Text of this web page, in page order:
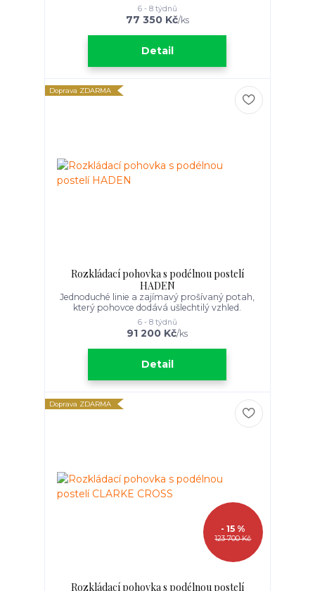
77 350 Kč/ks
6 - 8 týdnů
Detail
Doprava ZDARMA
Rozkládací pohovka s podélnou postelí
HADEN
Jednoduché linie a zajímavý prošívaný potah,
který pohovce dodává ušlechtilý vzhled.
91 200 Kč/ks
6 - 8 týdnů
Detail
Doprava ZDARMA
123 700 Kč
- 15 %
Rozkládací pohovka s podélnou postelí